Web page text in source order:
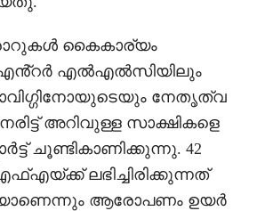
കൈകാര്യം
എൽഎൽസിയിലും
നേതൃത്വ
അറിവുള്ള സാക്ഷികളെ
ചൂണ്ടികാണിക്കുന്നു. 42
ലഭിച്ചിരിക്കുന്നത്
ആരോപണം ഉയർ